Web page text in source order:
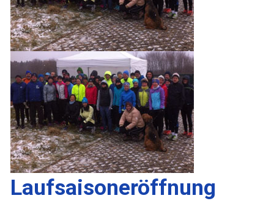
Laufsaisoneröffnung